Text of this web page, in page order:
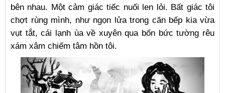
bên nhau. Một cảm giác tiếc nuối len lỏi. Bất giác tôi
chợt rùng mình, như ngọn lửa trong căn bếp kia vừa
vụt tắt, cái lạnh ùa về xuyên qua bốn bức tường rêu
xám xâm chiếm tâm hồn tôi.